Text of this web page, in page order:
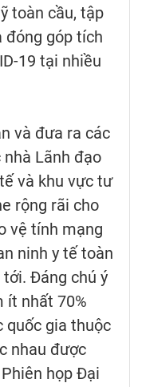
toàn cầu, tập
đóng góp tích
19 tại nhiều
và đưa ra các
Lãnh đạo
và khu vực tư
rộng rãi cho
vệ tính mạng
ninh y tế toàn
Đáng chú ý
ít nhất 70%
quốc gia thuộc
nhau được
họp Đại